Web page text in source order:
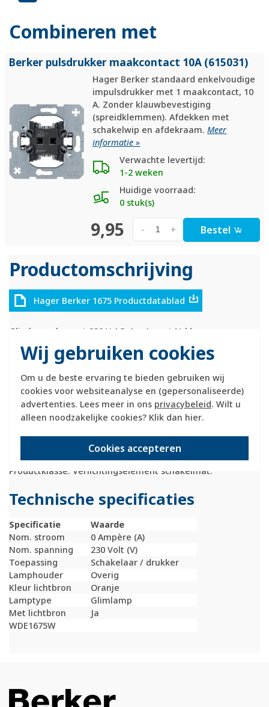
Wij gebruiken cookies
Om u de beste ervaring te bieden gebruiken wij
cookies voor websiteanalyse en (gepersonaliseerde)
advertenties. Lees meer in ons privacybeleid. Wilt u
alleen noodzakelijke cookies? Klik dan hier.
Cookies accepteren
Combineren met
Berker pulsdrukker maakcontact 10A (615031)
Hager Berker standaard enkelvoudige
impulsdrukker met 1 maakcontact, 10
A. Zonder klauwbevestiging
(spreidklemmen). Afdekken met
schakelwip en afdekraam.Meer
informatie »
Verwachte levertijd:
1-2 weken
Huidige voorraad:
0 stuk(s)
9,95 +
- Bestel
Productomschrijving
Hager Berker 1675 Productdatablad
Glimlampelement 230 V AC, 1 mA, met N-klem.
Te combineren met een wissel, kruis of 2-polig schakelaar
impulsdrukker, behalve bestelnr. 503404 en 503808.
Hager Berker verlichtingselement schakelmat., toepassing
aan-/uit-schakelaar, lamptype glimlamp, lamphouder
ETIM_EC_code: EC000199
Productklasse: Verlichtingselement schakelmat.
Technische specificaties
Specificatie
Waarde
Nom. stroom
0 Ampère (A)
Nom. spanning
230 Volt (V)
Toepassing
Schakelaar / drukker
Lamphouder
Overig
Kleur lichtbron
Oranje
Lamptype
Glimlamp
Met lichtbron
Ja
WDE1675W